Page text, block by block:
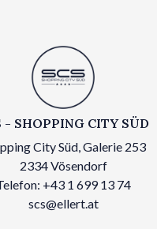
- SHOPPING CITY SÜD
City Süd, Galerie 253
2334 Vösendorf
+43 1 699 13 74
scs@ellert.at